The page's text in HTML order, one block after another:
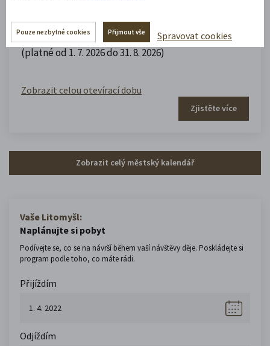
10.00 - 16.00
(platné od 1. 7. 2026 do 31. 8. 2026)
Zobrazit celou otevírací dobu
Zjistěte více
Zobrazit celý městský kalendář
Vaše Litomyšl:
Naplánujte si pobyt
Podívejte se, co se na návrší během vaší návštěvy děje. Poskládejte si
program podle toho, co máte rádi.
Přijíždím
Odjíždím
Pouze nezbytné cookies Přijmout vše Spravovat cookies